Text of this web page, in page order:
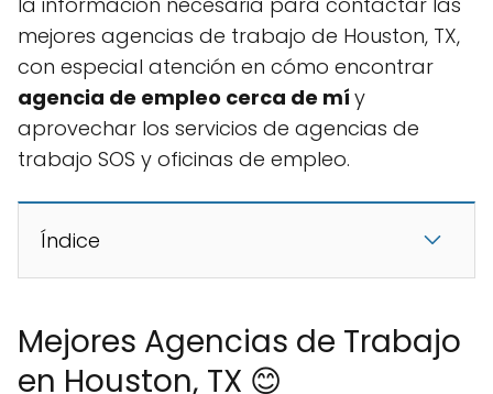
mejores agencias de trabajo de Houston, TX,
con especial atención en cómo encontrar
agencia de empleo cerca de mí y
aprovechar los servicios de agencias de
trabajo SOS y oficinas de empleo.
Índice
Mejores Agencias de Trabajo
en Houston, TX 😊